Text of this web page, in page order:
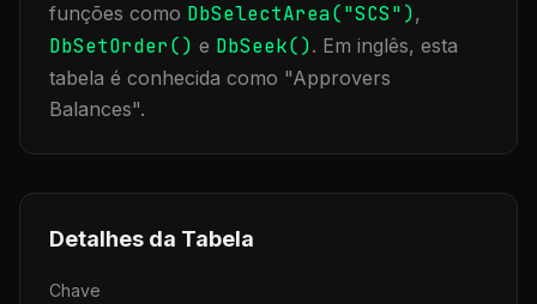
funções como DbSelectArea("SCS"),
DbSetOrder() e DbSeek(). Em inglês, esta
tabela é conhecida como "Approvers
Balances".
Detalhes da Tabela
Chave